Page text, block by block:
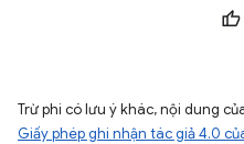
Trừ phi có lưu ý khác, nội dung
Giấy phép ghi nhận tác giả 4.0